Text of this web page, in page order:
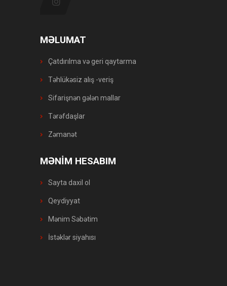
MƏLUMAT
Çatdırılma və geri qaytarma
Təhlükəsiz alış -veriş
Sifarişnən gələn mallar
Tərəfdaşlar
Zəmanət
MƏNİM HESABIM
Sayta daxil ol
Qeydiyyat
Mənim Səbətim
İstəklər siyahısı